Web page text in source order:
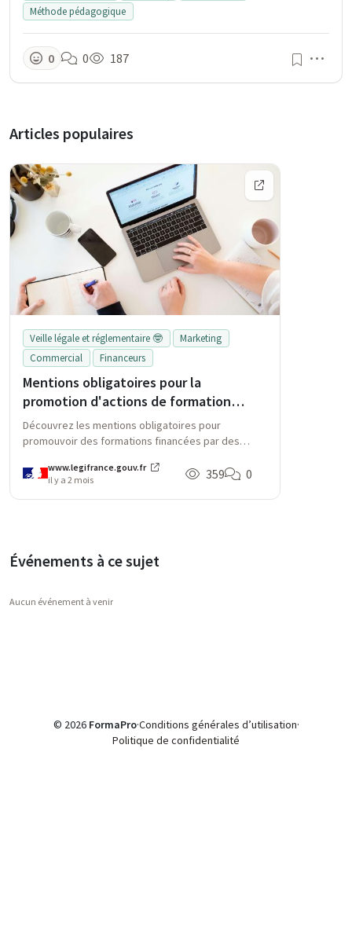
Méthode pédagogique
0 0 187
Articles populaires
Veille légale et réglementaire 🤓
Marketing
Commercial
Financeurs
Mentions obligatoires pour la
promotion d'actions de formation
financées par des fonds publics
Découvrez les mentions obligatoires pour
promouvoir des formations financées par des
règles pour informer sur l'engagement lié à ces
financements, garantissant transparence et
conformité.
www.legifrance.gouv.fr
il y a 2 mois
359 0
Événements à ce sujet
Aucun événement à venir
© 2026 FormaPro·Conditions générales d’utilisation·
Politique de confidentialité